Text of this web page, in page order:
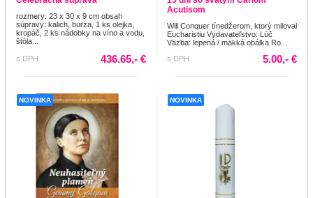
rozmery: 23 x 30 x 9 cm obsah
súpravy: kalich, burza, 1 ks olejka,
kropáč, 2 ks nádobky na víno a vodu,
štóla...
s DPH 436.65,- €
Acutisom
Will Conquer tínedžerom, ktorý miloval
Eucharistiu Vydavateľstvo: Lúč
Väzba: lepená / mäkká obálka Ro...
s DPH
5.00,- €
NOVINKA NOVINKA